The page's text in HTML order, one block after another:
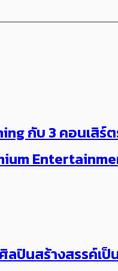
กับ 3 คอนเสิร์ต
ปินสร้างสรรค์เ